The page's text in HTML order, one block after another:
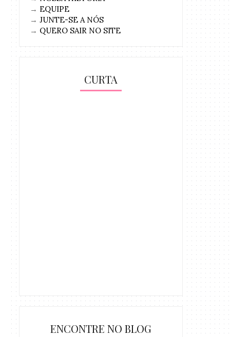
→ EQUIPE
→ JUNTE-SE A NÓS
→ QUERO SAIR NO SITE
CURTA
ENCONTRE NO BLOG